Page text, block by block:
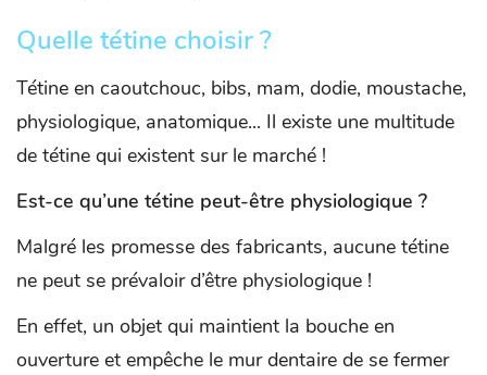
Quelle tétine choisir ?
Tétine en caoutchouc, bibs, mam, dodie, moustache,
physiologique, anatomique... Il existe une multitude
de tétine qui existent sur le marché !
Est-ce qu’une tétine peut-être physiologique ?
Malgré les promesse des fabricants, aucune tétine
ne peut se prévaloir d’être physiologique !
En effet, un objet qui maintient la bouche en
ouverture et empêche le mur dentaire de se fermer